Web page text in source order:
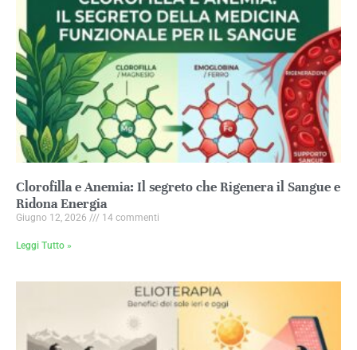
Clorofilla e Anemia: Il segreto che Rigenera il Sangue e
Ridona Energia
Giugno 12, 2026 14 commenti
Leggi Tutto »